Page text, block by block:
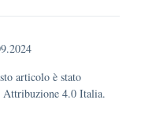
articolo è stato
Attribuzione 4.0 Italia.